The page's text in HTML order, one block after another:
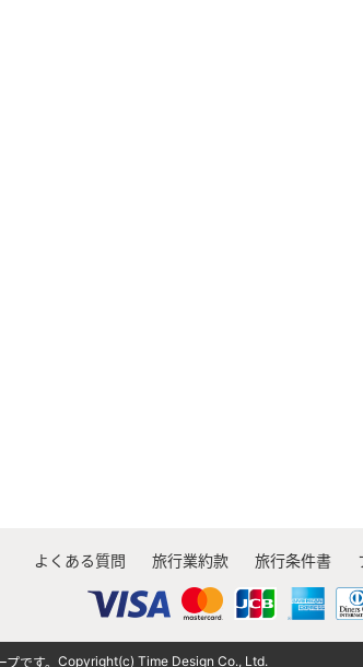
よくある質問 旅行業約款 旅行条件書
です。 Copyright(c) Time Design Co., Ltd.